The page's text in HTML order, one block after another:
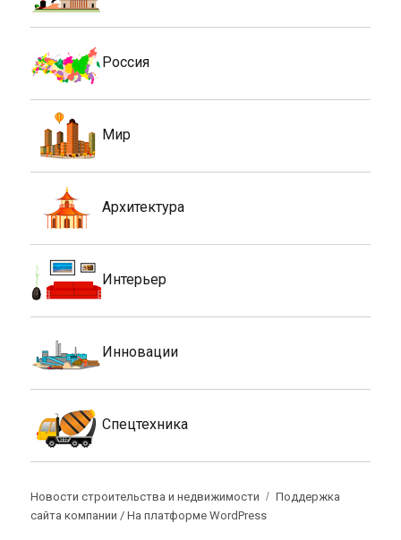
Россия
Мир
Архитектура
Интерьер
Инновации
Спецтехника
Новости строительства и недвижимости
Поддержка
сайта компании /На платформе WordPress